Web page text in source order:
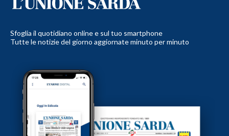
Sfoglia il quotidiano online e sul tuo smartphone
Tutte le notizie del giorno aggiornate minuto per minuto